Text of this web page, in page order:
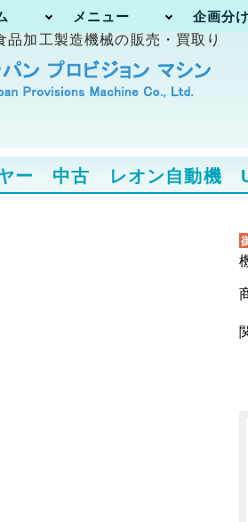
メニュー 企画分
品加工製造機械の販売・買取り
ヤー 中古 レオン自動機